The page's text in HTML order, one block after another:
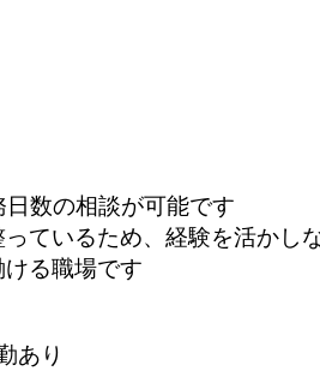
日数の相談が可能です
っているため、経験を活かし
ける職場です
あり